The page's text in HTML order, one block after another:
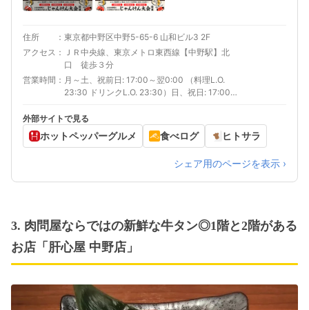
メ
住所
東京都中野区中野5-65-6 山和ビル3 2F
アクセス
ＪＲ中央線、東京メトロ東西線【中野駅】北
口 徒歩３分
営業時間
月～土、祝前日: 17:00～翌0:00 （料理L.O.
23:30 ドリンクL.O. 23:30）日、祝日: 17:00～
外部サイトで見る
ホットペッパーグルメ 食べログ ヒトサラ
シェア用のページを表示 ›
3. 肉問屋ならではの新鮮な牛タン◎1階と2階がある
お店「肝心屋 中野店」